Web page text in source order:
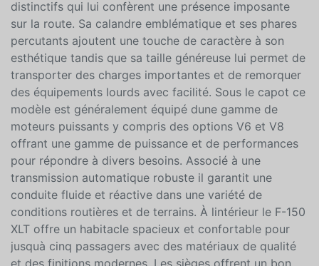
le F-150 XLT arbore un design audacieux et
contemporain avec des lignes musclées et des détails
distinctifs qui lui confèrent une présence imposante
sur la route. Sa calandre emblématique et ses phares
percutants ajoutent une touche de caractère à son
esthétique tandis que sa taille généreuse lui permet de
transporter des charges importantes et de remorquer
des équipements lourds avec facilité. Sous le capot ce
modèle est généralement équipé dune gamme de
moteurs puissants y compris des options V6 et V8
offrant une gamme de puissance et de performances
pour répondre à divers besoins. Associé à une
transmission automatique robuste il garantit une
conduite fluide et réactive dans une variété de
conditions routières et de terrains. À lintérieur le F-150